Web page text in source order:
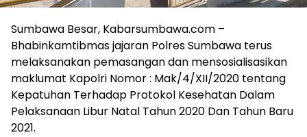
Sumbawa Besar, Kabarsumbawa.com –
Bhabinkamtibmas jajaran Polres Sumbawa terus
melaksanakan pemasangan dan mensosialisasikan
maklumat Kapolri Nomor : Mak/4/XII/2020 tentang
Kepatuhan Terhadap Protokol Kesehatan Dalam
Pelaksanaan Libur Natal Tahun 2020 Dan Tahun Baru
2021.